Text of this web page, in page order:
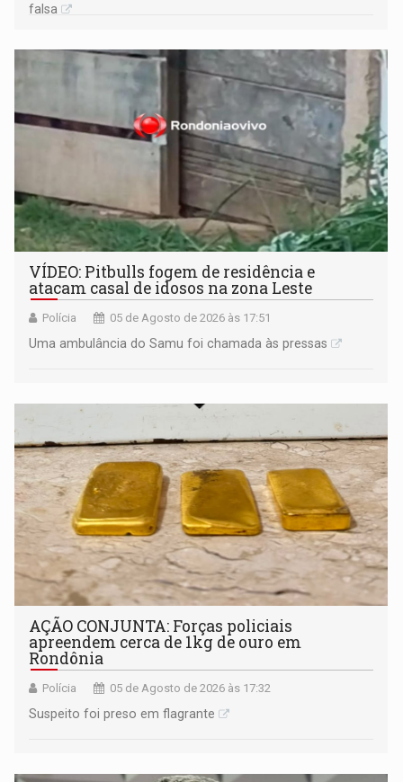
falsa
VÍDEO: Pitbulls fogem de residência e
atacam casal de idosos na zona Leste
Polícia 05 de Agosto de 2026 às 17:51
Uma ambulância do Samu foi chamada às pressas
AÇÃO CONJUNTA: Forças policiais
apreendem cerca de 1kg de ouro em
Rondônia
Polícia 05 de Agosto de 2026 às 17:32
Suspeito foi preso em flagrante